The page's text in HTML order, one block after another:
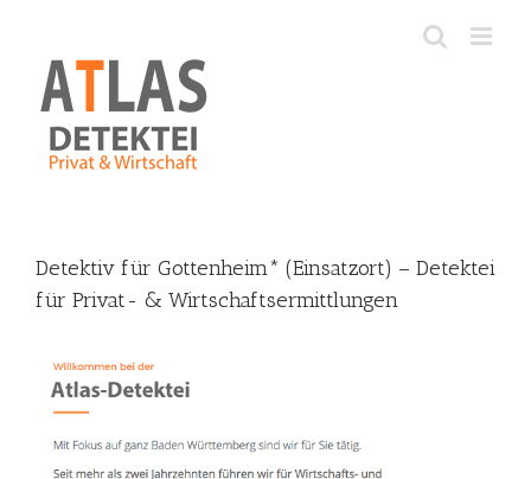
content
Detektiv für Gottenheim* (Einsatzort) – Detektei
für Privat- & Wirtschaftsermittlungen